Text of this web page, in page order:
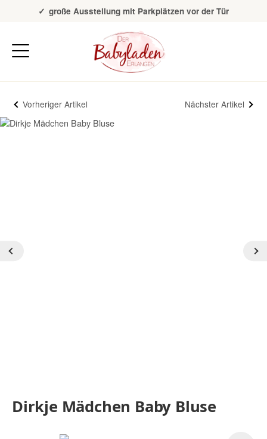
Über 20 Jahre Erfahrung
große Ausstellung mit Parkplätzen vor der Tür
Vorheriger Artikel Nächster Artikel
Dirkje Mädchen Baby Bluse